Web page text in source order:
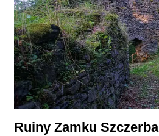
Ruiny Zamku Szczerba